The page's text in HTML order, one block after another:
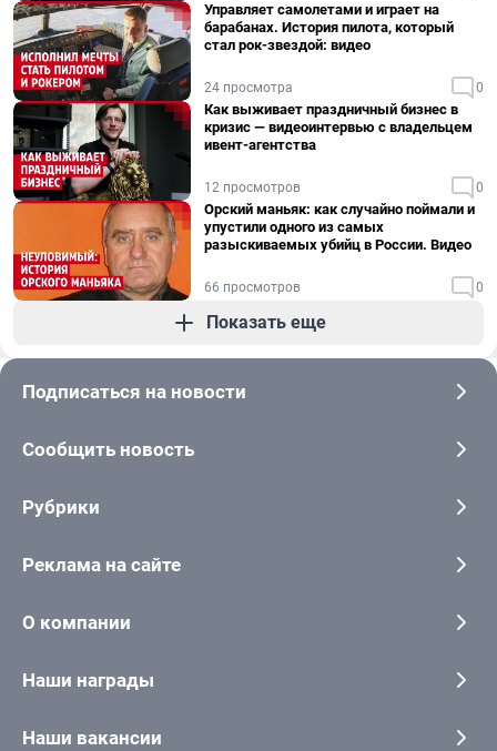
Управляет самолетами и играет на
барабанах. История пилота, который
стал рок-звездой: видео
24 просмотра 0
Как выживает праздничный бизнес в
кризис — видеоинтервью с владельцем
ивент-агентства
12 просмотров 0
Орский маньяк: как случайно поймали и
упустили одного из самых
разыскиваемых убийц в России. Видео
66 просмотров 0
Показать еще
Подписаться на новости
Сообщить новость
Рубрики
Реклама на сайте
О компании
Наши награды
Наши вакансии